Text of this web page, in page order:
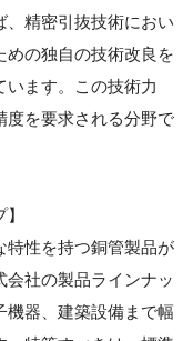
、精密引抜技術におい
めの独自の技術改良を
ます。この技術力
度を要求される分野で
特性を持つ銅管製品が
社の製品ラインナッ
機器、建築設備まで幅